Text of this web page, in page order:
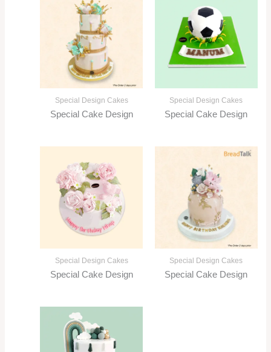
Special Design Cakes
Special Cake Design
Special Design Cakes
Special Cake Design
Special Design Cakes
Special Cake Design
Special Design Cakes
Special Cake Design